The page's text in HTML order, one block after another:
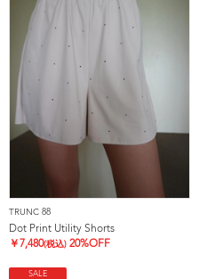
TRUNC 88
Dot Print Utility Shorts
￥ 7,480(税込) 20%OFF
SALE